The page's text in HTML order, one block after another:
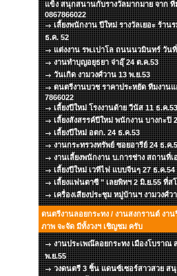
แข็ง สนุกสนานกับรางวัลมากมาย จาก
0867866022
เลี้ยงพนักงาน ปีใหม่ รางวัลเยอะ ร้า
ธ.ค. 52
แต่งงาน รพ.เปาโล ถนนนวมินทร์ วัน
งานทำบุญอยุธยา จ่าอุ๊ 24 ต.ค.53
วันเกิด งามวงศ์วาน 13 พ.ย.53
ดนตรีงานบวช ราคาประหยัด ทีมงาน
7866022
เลี้ยงปีใหม่ โรงงานด้าย วีนัส 11 ธ.ค.53
เลี้ยงสังสรรค์ปีใหม่ พนักงาน บางกะปิ
เลี้ยงปีใหม่ อตก. 24 ธ.ค.53
งานกระทรวงทรัพย์ ซอยอารีย์ 24 ธ.ค
งานเลี้ยงพนักงาน บ.การช่าง สถานที่เ
เลี้ยงปีใหม่ เวทีไฟ แบบจีนๆ 27 ธ.ค.54
เลี้ยงแฟนตาซี " เลยพิทฯ 2 มิ.ย.55 ที่
เครื่องเสียงประชุม หมู่บ้านฯ งามวงศ์
ดนตรีงานลอยกระทง / งานสงกรานต์ งาน
ภาพ จะจัด มีทั้งวงฯ เชิญชม ครับ
งานประเพณ๊ลอยกระทง เมืองโบราณ
พ.ย.55
วงดนตรี 3 ชิ้น แดนซ์เซอร์สาวสวย ส